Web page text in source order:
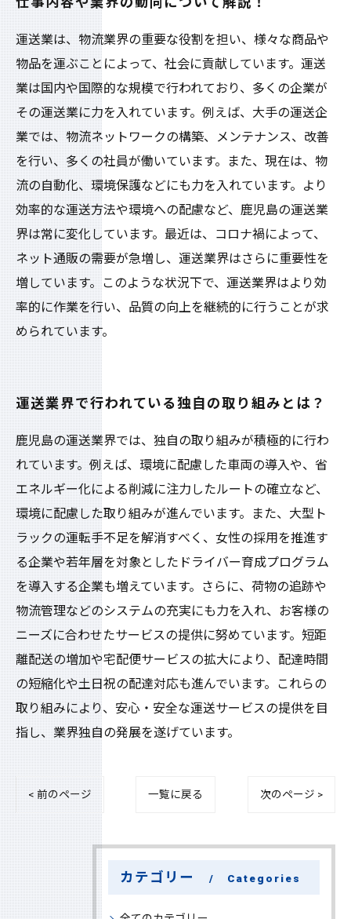
運送業は、物流業界の重要な役割を担い、様々な商品や
物品を運ぶことによって、社会に貢献しています。運送
業は国内や国際的な規模で行われており、多くの企業が
その運送業に力を入れています。例えば、大手の運送企
業では、物流ネットワークの構築、メンテナンス、改善
を行い、多くの社員が働いています。また、現在は、物
流の自動化、環境保護などにも力を入れています。より
効率的な運送方法や環境への配慮など、鹿児島の運送業
界は常に変化しています。最近は、コロナ禍によって、
ネット通販の需要が急増し、運送業界はさらに重要性を
増しています。このような状況下で、運送業界はより効
率的に作業を行い、品質の向上を継続的に行うことが求
められています。
運送業界で行われている独自の取り組みとは？
鹿児島の運送業界では、独自の取り組みが積極的に行わ
れています。例えば、環境に配慮した車両の導入や、省
エネルギー化による削減に注力したルートの確立など、
環境に配慮した取り組みが進んでいます。また、大型ト
ラックの運転手不足を解消すべく、女性の採用を推進す
る企業や若年層を対象としたドライバー育成プログラム
を導入する企業も増えています。さらに、荷物の追跡や
物流管理などのシステムの充実にも力を入れ、お客様の
ニーズに合わせたサービスの提供に努めています。短距
離配送の増加や宅配便サービスの拡大により、配達時間
の短縮化や土日祝の配達対応も進んでいます。これらの
取り組みにより、安心・安全な運送サービスの提供を目
指し、業界独自の発展を遂げています。
< 前のページ 一覧に戻る 次のページ >
カテゴリー Categories